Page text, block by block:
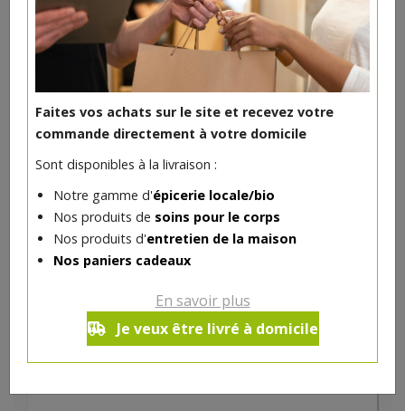
Faites vos achats sur le site et recevez votre
commande directement à votre domicile
Sont disponibles à la livraison :
Notre gamme d'épicerie locale/bio
Nos produits de soins pour le corps
Nos produits d'entretien de la maison
Nos paniers cadeaux
En savoir plus
Je veux être livré à domicile
Anti cernes liquide Cannelle bio
AVRIL
10€
Réception souhaitée le